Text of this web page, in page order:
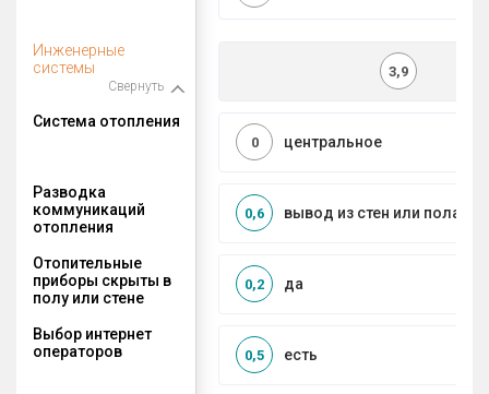
Инженерные
системы
Свернуть
3,9
Система отопления
центральное
0
Разводка
коммуникаций
отопления
вывод из стен или пола
0,6
Отопительные
приборы скрыты в
полу или стене
да
0,2
Выбор интернет
операторов
есть
0,5